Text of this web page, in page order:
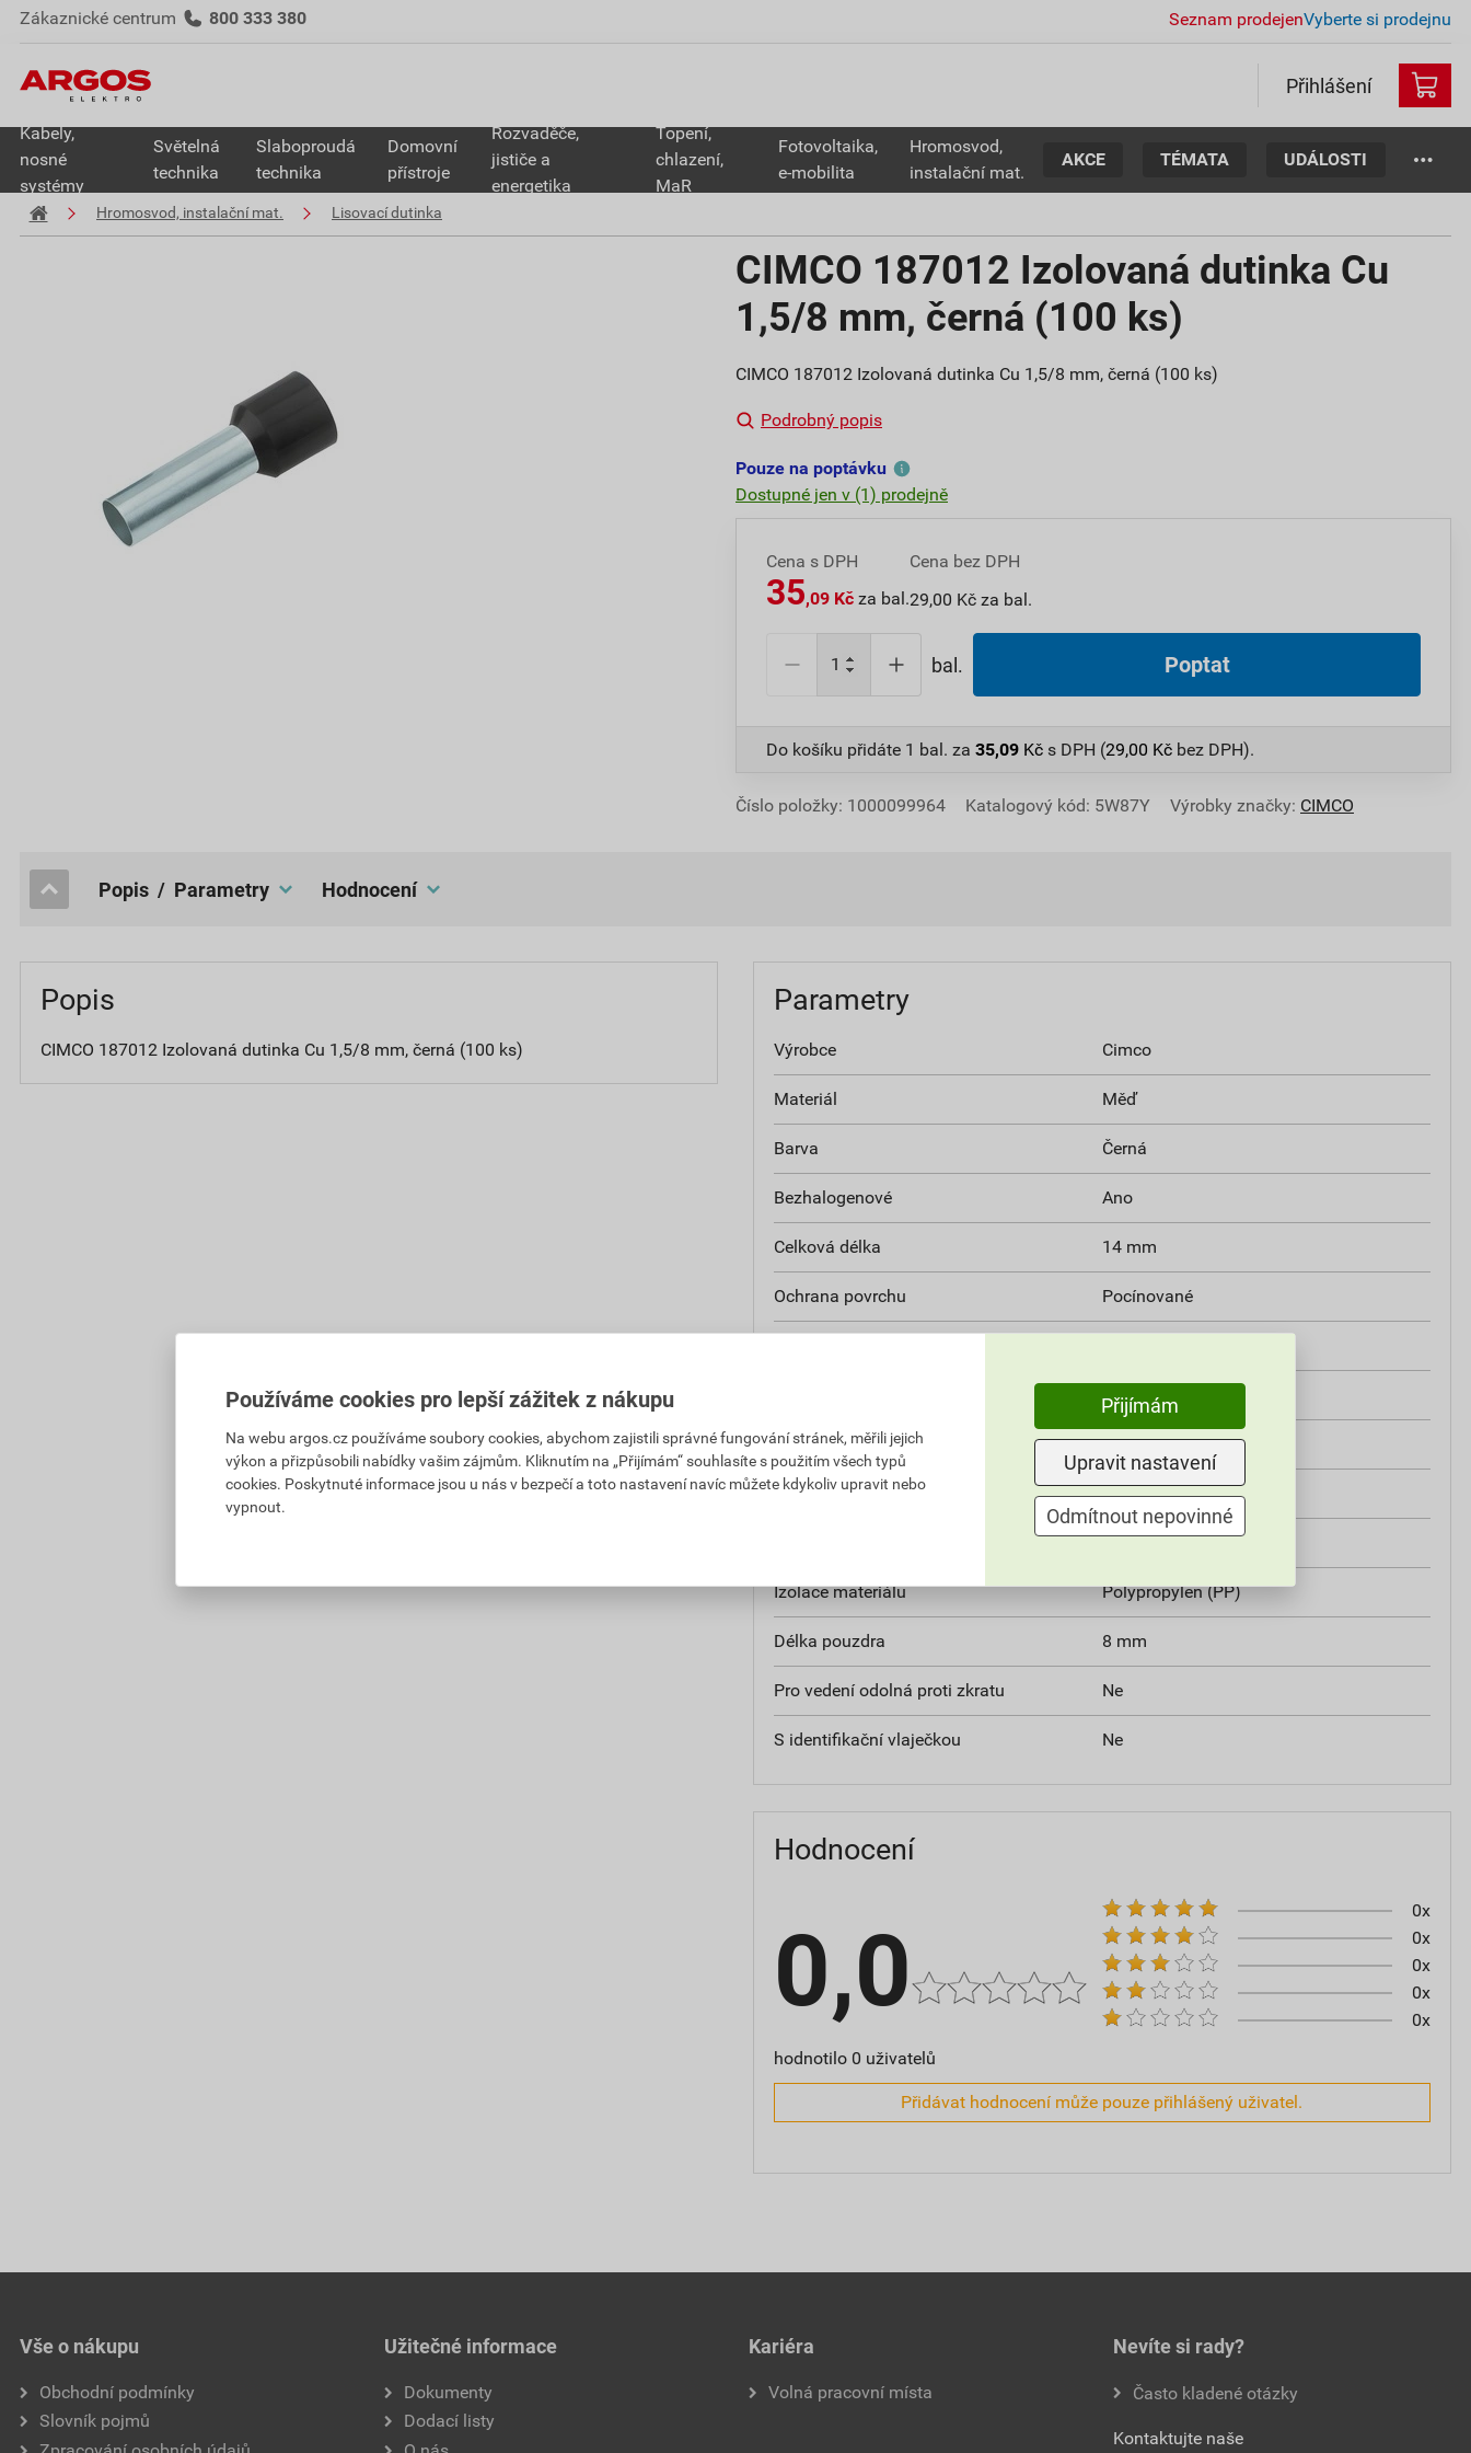
Zákaznické centrum 800 333 380 Seznam prodejenVyberte si prodejnu
Přihlášení
Kabely,
nosné
systémy
Světelná
technika
Slaboproudá
technika
Domovní
přístroje
Rozvaděče,
jističe a
energetika
Topení,
chlazení,
MaR
Fotovoltaika,
e-mobilita
Hromosvod,
instalační mat.
AKCE TÉMATA UDÁLOSTI
Hromosvod, instalační mat. Lisovací dutinka
CIMCO 187012 Izolovaná dutinka Cu
1,5/8 mm, černá (100 ks)
CIMCO 187012 Izolovaná dutinka Cu 1,5/8 mm, černá (100 ks)
Podrobný popis
Pouze na poptávku
Dostupné jen v (1) prodejně
Cena s DPH
35,09 Kč za bal.
Cena bez DPH
29,00 Kč za bal.
bal. Poptat
Do košíku přidáte 1 bal. za 35,09 Kč s DPH (29,00 Kč bez DPH).
Číslo položky: 1000099964 Katalogový kód: 5W87Y Výrobky značky: CIMCO
popis / Parametry hodnocení
Popis
CIMCO 187012 Izolovaná dutinka Cu 1,5/8 mm, černá (100 ks)
Parametry
Výrobce Cimco
Materiál Měď
Barva Černá
Bezhalogenové Ano
Celková délka 14 mm
Ochrana povrchu Pocínované
Jiné
Izolované Ano
Konstrukce Standardní
Ne
Izolace materiálu Polypropylen (PP)
Délka pouzdra 8 mm
Pro vedení odolná proti zkratu Ne
S identifikační vlaječkou Ne
Hodnocení
0,0
hodnotilo 0 uživatelů
0x
0x
0x
0x
0x
Přidávat hodnocení může pouze přihlášený uživatel.
Vše o nákupu
Obchodní podmínky
Slovník pojmů
Užitečné informace
Dokumenty
Dodací listy
Kariéra
Volná pracovní místa
Nevíte si rady?
Často kladené otázky
Kontaktujte naše
Používáme cookies pro lepší zážitek z nákupu
Na webu argos.cz používáme soubory cookies, abychom zajistili správné fungování stránek, měřili jejich
výkon a přizpůsobili nabídky vašim zájmům. Kliknutím na „Přijímám“ souhlasíte s použitím všech typů
cookies. Poskytnuté informace jsou u nás v bezpečí a toto nastavení navíc můžete kdykoliv upravit nebo
vypnout.
Přijímám
Upravit nastavení
Odmítnout nepovinné